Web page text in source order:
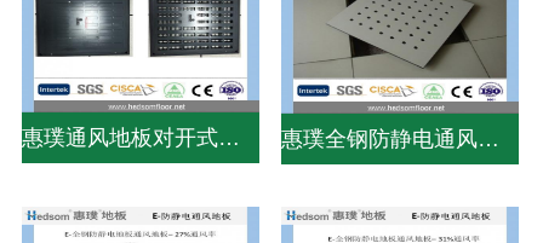
惠璞通风地板对开式风量调节器 惠璞全钢防静电通风地板-31%通风率